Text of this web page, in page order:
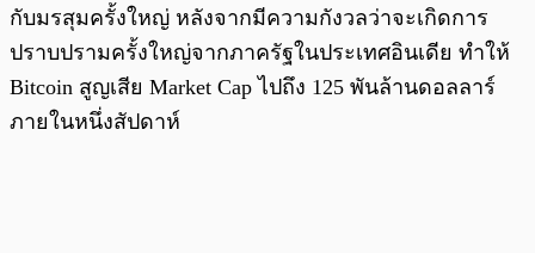
กับมรสุมครั้งใหญ่ หลังจากมีความกังวลว่าจะเกิดการ
ปราบปรามครั้งใหญ่จากภาครัฐในประเทศอินเดีย ทำให้
Bitcoin สูญเสีย Market Cap ไปถึง 125 พันล้านดอลลาร์
ภายในหนึ่งสัปดาห์